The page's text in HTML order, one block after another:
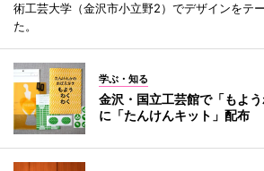
術工芸大学（金沢市小立野2）でデザインをテ
た。
学ぶ・知る
金沢・国立工芸館で「もよ
に「たんけんキット」配布